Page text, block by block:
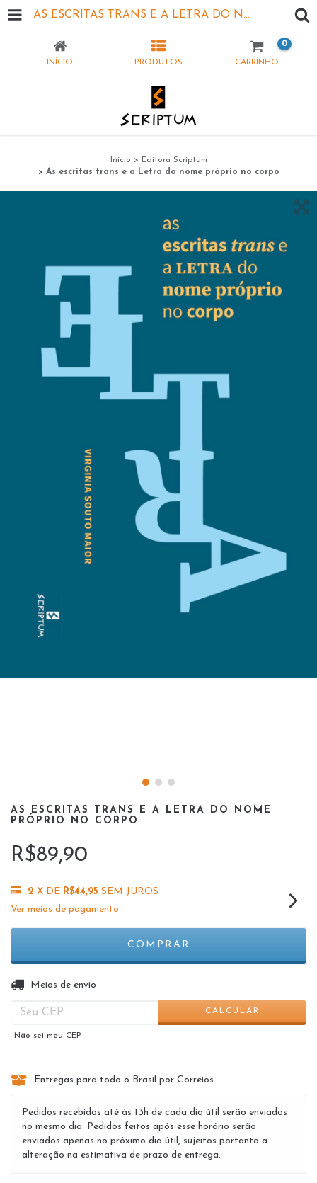
AS ESCRITAS TRANS E A LETRA DO NOME PRÓPRIO NO CORPO
INÍCIO PRODUTOS CARRINHO
0
Início > Editora Scriptum
> As escritas trans e a Letra do nome próprio no corpo
AS ESCRITAS TRANS E A LETRA DO NOME
PRÓPRIO NO CORPO
R$89,90
2 X DE R$44,95 SEM JUROS
Ver meios de pagamento
Entregas para o CEP:
Meios de envio
CALCULAR
Não sei meu CEP
Entregas para todo o Brasil por Correios
Pedidos recebidos até às 13h de cada dia útil serão enviados
no mesmo dia. Pedidos feitos após esse horário serão
enviados apenas no próximo dia útil, sujeitos portanto a
alteração na estimativa de prazo de entrega.